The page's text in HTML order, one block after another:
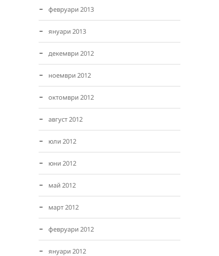
февруари 2013
януари 2013
декември 2012
ноември 2012
октомври 2012
август 2012
юли 2012
юни 2012
май 2012
март 2012
февруари 2012
януари 2012